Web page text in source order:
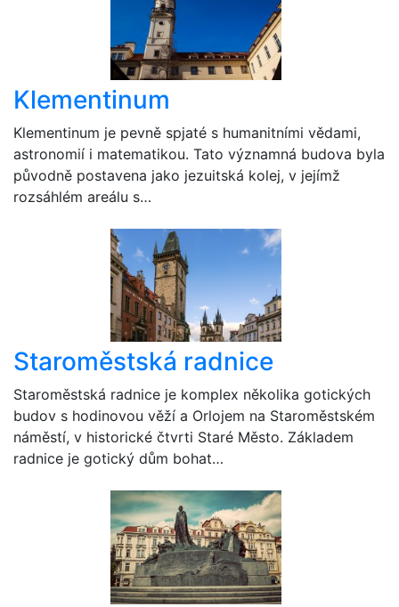
Klementinum
Klementinum je pevně spjaté s humanitními vědami,
astronomií i matematikou. Tato významná budova byla
původně postavena jako jezuitská kolej, v jejímž
rozsáhlém areálu s…
Staroměstská radnice
Staroměstská radnice je komplex několika gotických
budov s hodinovou věží a Orlojem na Staroměstském
náměstí, v historické čtvrti Staré Město. Základem
radnice je gotický dům bohat…